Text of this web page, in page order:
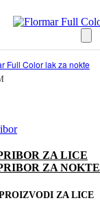
Full Color lak za nokte
ZA LICE
ZA NOKTE
ZA LICE